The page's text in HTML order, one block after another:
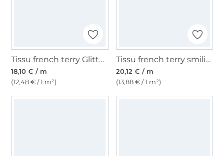
Tissu french terry Glitter Leo, rose
18,10 € / m
(12,48 € / 1 m²)
Tissu french terry smiling sky, bleu marine
20,12 € / m
(13,88 € / 1 m²)